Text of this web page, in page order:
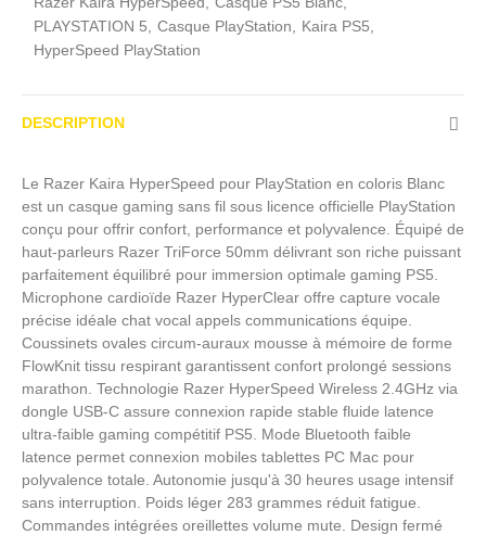
PLAYSTATION 5
Casque PlayStation
Kaira PS5
HyperSpeed PlayStation
DESCRIPTION
Le Razer Kaira HyperSpeed pour PlayStation en coloris Blanc
est un casque gaming sans fil sous licence officielle PlayStation
conçu pour offrir confort, performance et polyvalence. Équipé de
haut-parleurs Razer TriForce 50mm délivrant son riche puissant
parfaitement équilibré pour immersion optimale gaming PS5.
Microphone cardioïde Razer HyperClear offre capture vocale
précise idéale chat vocal appels communications équipe.
Coussinets ovales circum-auraux mousse à mémoire de forme
FlowKnit tissu respirant garantissent confort prolongé sessions
marathon. Technologie Razer HyperSpeed Wireless 2.4GHz via
dongle USB-C assure connexion rapide stable fluide latence
ultra-faible gaming compétitif PS5. Mode Bluetooth faible
latence permet connexion mobiles tablettes PC Mac pour
polyvalence totale. Autonomie jusqu'à 30 heures usage intensif
sans interruption. Poids léger 283 grammes réduit fatigue.
Commandes intégrées oreillettes volume mute. Design fermé